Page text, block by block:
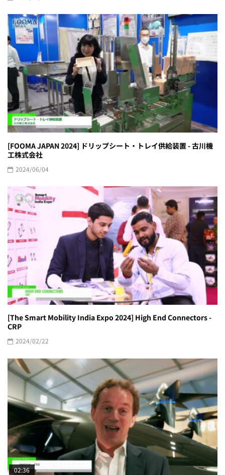
[FOOMA JAPAN 2024] ドリップシート・トレイ供給装置 - 古川機
工株式会社
2024/06/04
[The Smart Mobility India Expo 2024] High End Connectors -
CRP
2024/02/22
02:36